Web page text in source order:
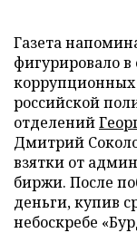
Газета
фигурировало
коррупционных
российской
отделений
Дмитрий
взятки от
биржи. После
деньги, купив
небоскребе